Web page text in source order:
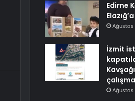
Edirne
Ağustos
İzmit
Ağustos